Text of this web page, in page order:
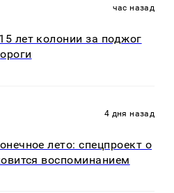
час назад
лет колонии за поджог
4 дня назад
лето: спецпроект о
воспоминанием